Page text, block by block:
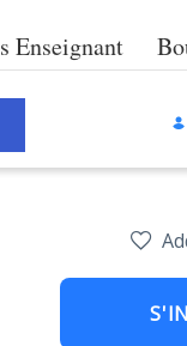
Enseignant